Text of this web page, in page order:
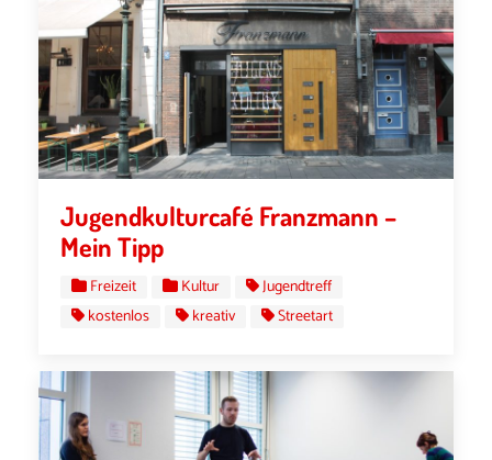
Jugendkulturcafé Franzmann –
Mein Tipp
Freizeit Kultur
Jugendtreff
kostenlos
kreativ Streetart